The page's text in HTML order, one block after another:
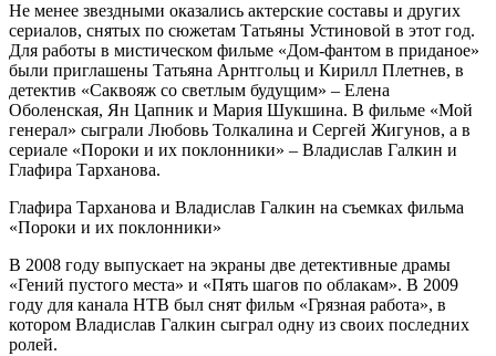
Не менее звездными оказались актерские составы и других
сериалов, снятых по сюжетам Татьяны Устиновой в этот год.
Для работы в мистическом фильме «Дом-фантом в приданое»
были приглашены Татьяна Арнтгольц и Кирилл Плетнев, в
детектив «Саквояж со светлым будущим» – Елена
Оболенская, Ян Цапник и Мария Шукшина. В фильме «Мой
генерал» сыграли Любовь Толкалина и Сергей Жигунов, а в
сериале «Пороки и их поклонники» – Владислав Галкин и
Глафира Тарханова.
Глафира Тарханова и Владислав Галкин на съемках фильма
«Пороки и их поклонники»
В 2008 году выпускает на экраны две детективные драмы
«Гений пустого места» и «Пять шагов по облакам». В 2009
году для канала НТВ был снят фильм «Грязная работа», в
котором Владислав Галкин сыграл одну из своих последних
ролей.